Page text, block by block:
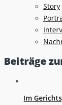
Story
Beiträge
Im